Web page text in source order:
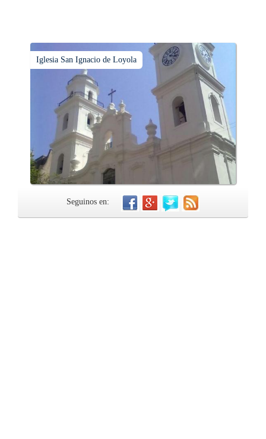
Iglesia San Ignacio de Loyola
Seguinos en: